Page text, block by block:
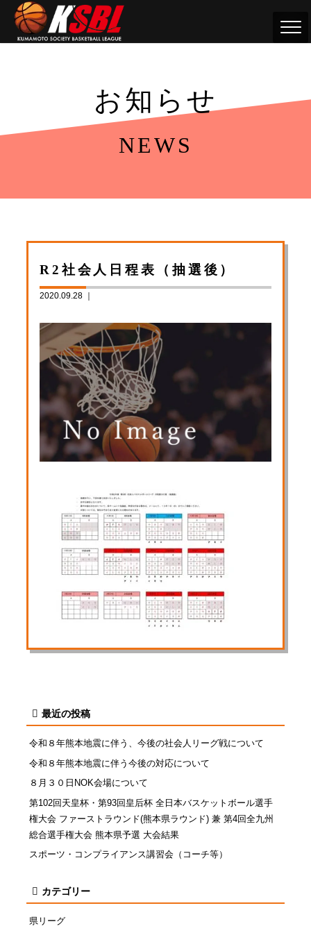
お知らせ
NEWS
R2社会人日程表（抽選後）
2020.09.28 ｜
最近の投稿
令和８年熊本地震に伴う、今後の社会人リーグ戦について
令和８年熊本地震に伴う今後の対応について
８月３０日NOK会場について
第102回天皇杯・第93回皇后杯 全日本バスケットボール選手
権大会 ファーストラウンド(熊本県ラウンド) 兼 第4回全九州
総合選手権大会 熊本県予選 大会結果
スポーツ・コンプライアンス講習会（コーチ等）
カテゴリー
県リーグ